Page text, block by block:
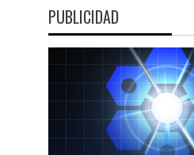
PUBLICIDAD